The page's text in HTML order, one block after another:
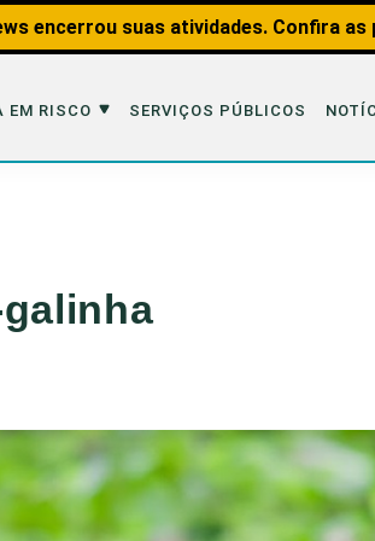
encerrou suas atividades. Confira
EM RISCO SERVIÇOS PÚBLICOS